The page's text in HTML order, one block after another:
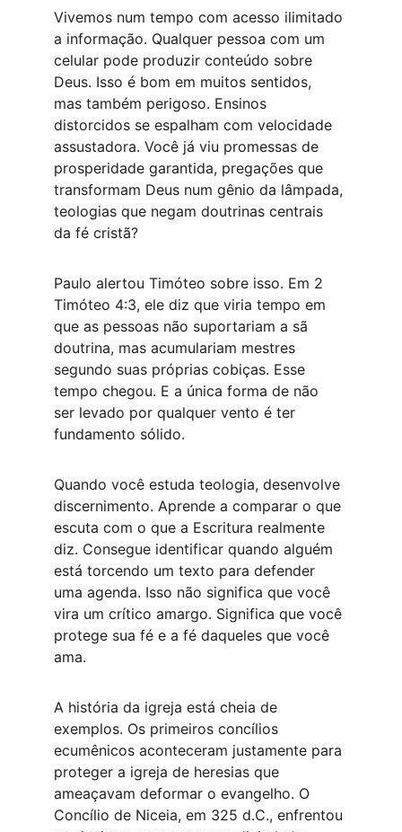
Vivemos num tempo com acesso ilimitado
a informação. Qualquer pessoa com um
celular pode produzir conteúdo sobre
Deus. Isso é bom em muitos sentidos,
mas também perigoso. Ensinos
distorcidos se espalham com velocidade
assustadora. Você já viu promessas de
prosperidade garantida, pregações que
transformam Deus num gênio da lâmpada,
teologias que negam doutrinas centrais
da fé cristã?
Paulo alertou Timóteo sobre isso. Em 2
Timóteo 4:3, ele diz que viria tempo em
que as pessoas não suportariam a sã
doutrina, mas acumulariam mestres
segundo suas próprias cobiças. Esse
tempo chegou. E a única forma de não
ser levado por qualquer vento é ter
fundamento sólido.
Quando você estuda teologia, desenvolve
discernimento. Aprende a comparar o que
escuta com o que a Escritura realmente
diz. Consegue identificar quando alguém
está torcendo um texto para defender
uma agenda. Isso não significa que você
vira um crítico amargo. Significa que você
protege sua fé e a fé daqueles que você
ama.
A história da igreja está cheia de
exemplos. Os primeiros concílios
ecumênicos aconteceram justamente para
proteger a igreja de heresias que
ameaçavam deformar o evangelho. O
Concílio de Niceia, em 325 d.C., enfrentou